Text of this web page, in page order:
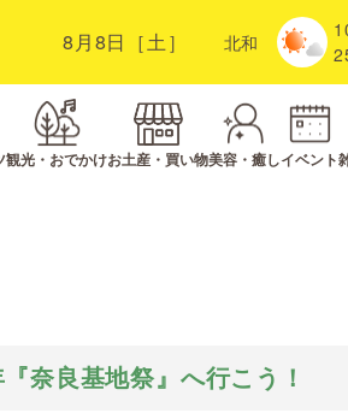
8月8日［土］ 北和
観光・おでかけお土産・買い物美容・癒しイベント
奈良基地祭』へ行こう！